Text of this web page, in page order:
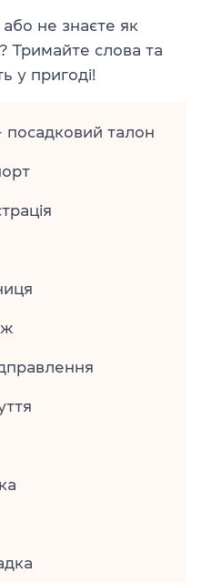
не знаєте як
Тримайте слова та
у пригоді!
талон